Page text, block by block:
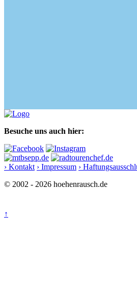
Besuche uns auch hier:
› Kontakt › Impressum ›
© 2002 - 2026 hoehenrausch.de
↑